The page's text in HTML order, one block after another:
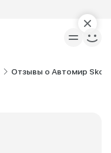
Отзывы о Автомир